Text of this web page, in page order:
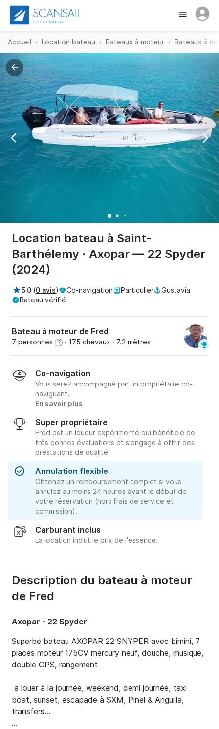
Accueil Location bateau Bateaux à moteur Bateaux à
Location bateau à Saint-
Barthélemy · Axopar — 22 Spyder
(2024)
5.0 (0 avis) Co-navigation Particulier
Gustavia
Bateau vérifié
Bateau à moteur de Fred
7 personnes ? · 175 chevaux · 7.2 mètres
Co-navigation
Vous serez accompagné par un propriétaire co-
naviguant.
En savoir plus
Super propriétaire
Fred est un loueur expérimenté qui bénéficie de
très bonnes évaluations et s'engage à offrir des
prestations de qualité.
Annulation flexible
Obtenez un remboursement complet si vous
annulez au moins 24 heures avant le début de
votre réservation (hors frais de service et
commission).
Carburant inclus
La location inclut le prix de l'essence.
Description du bateau à moteur
de Fred
Axopar - 22 Spyder
Superbe bateau AXOPAR 22 SNYPER avec bimini, 7
places moteur 175CV mercury neuf, douche, musique,
double GPS, rangement
a louer à la journée, weekend, demi journée, taxi
boat, sunset, escapade à SXM, Pinel & Anguilla,
transfers...